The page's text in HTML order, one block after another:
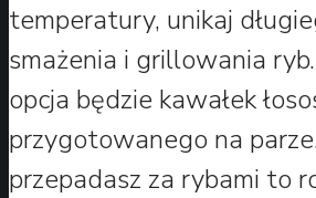
temperatury, unikaj
smażenia i grillowania
opcja będzie kawałek
przygotowanego na
przepadasz za rybami to